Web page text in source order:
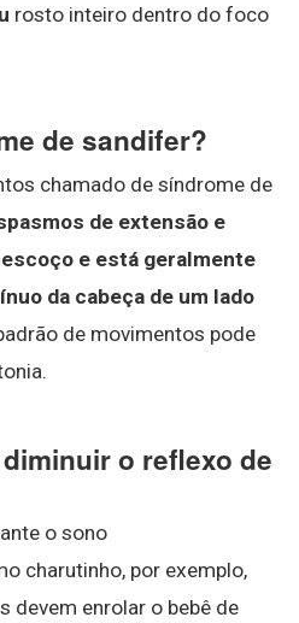
rosto inteiro dentro do foco
de sandifer?
chamado de síndrome de
de extensão e
e está geralmente
da cabeça de um lado
de movimentos pode
o reflexo de
o sono
charutinho, por exemplo,
devem enrolar o bebê de